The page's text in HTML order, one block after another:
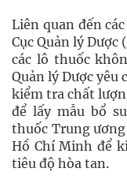
Liên quan đến
Cục Quản lý Dược
các lô thuốc
Quản lý Dược yêu
kiểm tra chất
để lấy mẫu bổ
thuốc Trung
Hồ Chí Minh để
tiêu độ hòa tan.